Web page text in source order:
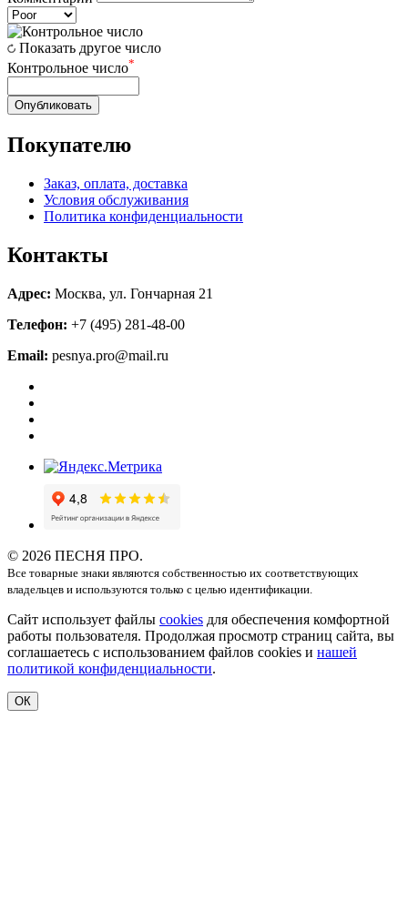
Показать другое число
Контрольное число*
Опубликовать
Покупателю
Заказ, оплата, доставка
Условия обслуживания
Политика конфиденциальности
Контакты
Адрес: Москва, ул. Гончарная 21
Телефон: +7 (495) 281-48-00
Email: pesnya.pro@mail.ru
© 2026 ПЕСНЯ ПРО.
Все товарные знаки являются собственностью их соответствующих
владельцев и используются только с целью идентификации.
Сайт использует файлы cookies для обеспечения комфортной
работы пользователя. Продолжая просмотр страниц сайта, вы
соглашаетесь с использованием файлов cookies и нашей
политикой конфиденциальности.
ОК